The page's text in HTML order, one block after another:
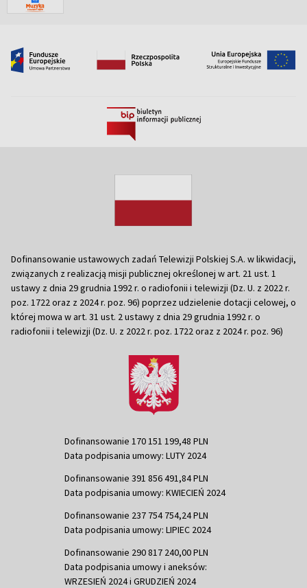
Dofinansowanie ustawowych zadań Telewizji Polskiej S.A. w likwidacji,
związanych z realizacją misji publicznej określonej w art. 21 ust. 1
ustawy z dnia 29 grudnia 1992 r. o radiofonii i telewizji (Dz. U. z 2022 r.
poz. 1722 oraz z 2024 r. poz. 96) poprzez udzielenie dotacji celowej, o
której mowa w art. 31 ust. 2 ustawy z dnia 29 grudnia 1992 r. o
radiofonii i telewizji (Dz. U. z 2022 r. poz. 1722 oraz z 2024 r. poz. 96)
Dofinansowanie 170 151 199,48 PLN
Data podpisania umowy: LUTY 2024
Dofinansowanie 391 856 491,84 PLN
Data podpisania umowy: KWIECIEŃ 2024
Dofinansowanie 237 754 754,24 PLN
Data podpisania umowy: LIPIEC 2024
Dofinansowanie 290 817 240,00 PLN
Data podpisania umowy i aneksów:
WRZESIEŃ 2024 i GRUDZIEŃ 2024